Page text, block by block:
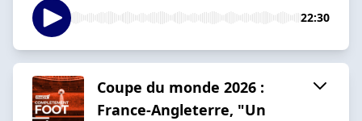
22:30
Coupe du monde 2026 :
France-Angleterre, "Un